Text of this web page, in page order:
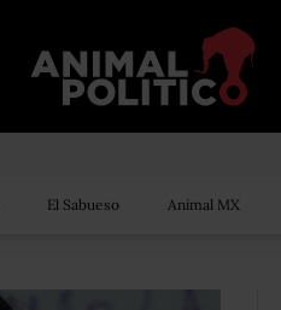
El Sabueso Animal MX